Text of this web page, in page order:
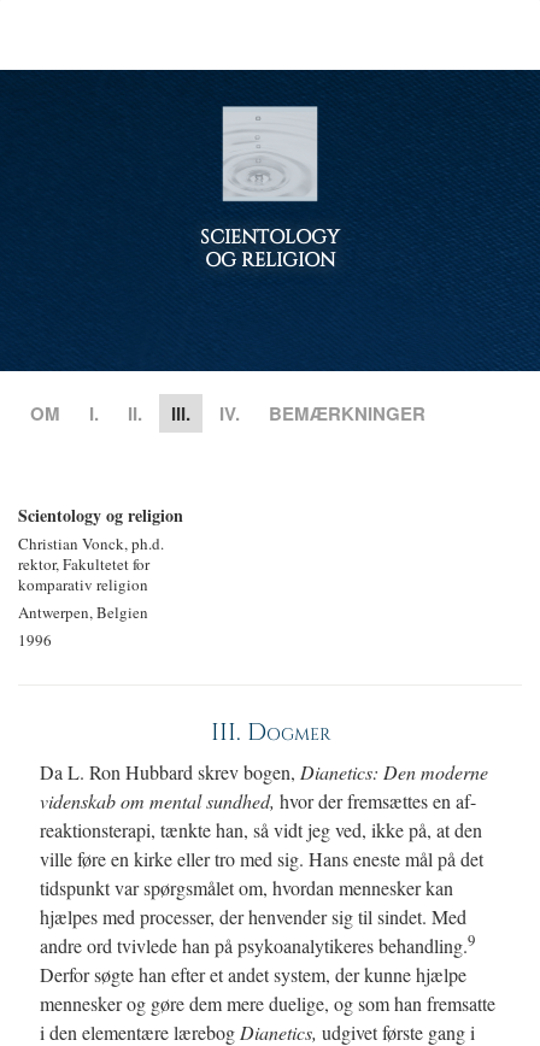
SCIENTOLOGY
OG RELIGION
OM I. II. III. IV. BEMÆRKNINGER
Scientology og religion
Christian Vonck, ph.d.
rektor, Fakultetet for
komparativ religion
Antwerpen, Belgien
1996
III. Dogmer
Da L. Ron Hubbard skrev bogen, Dianetics: Den moderne
videnskab om mental sundhed, hvor der fremsættes en af-
reaktionsterapi, tænkte han, så vidt jeg ved, ikke på, at den
ville føre en kirke eller tro med sig. Hans eneste mål på det
tidspunkt var spørgsmålet om, hvordan mennesker kan
hjælpes med processer, der henvender sig til sindet. Med
andre ord tvivlede han på psykoanalytikeres behandling.9
Derfor søgte han efter et andet system, der kunne hjælpe
mennesker og gøre dem mere duelige, og som han fremsatte
i den elementære lærebog Dianetics, udgivet første gang i